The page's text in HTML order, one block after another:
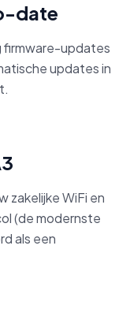
date
firmware-updates
updates in
zakelijke WiFi en
(de modernste
als een